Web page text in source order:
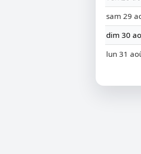
sam 29
dim 30
lun 31